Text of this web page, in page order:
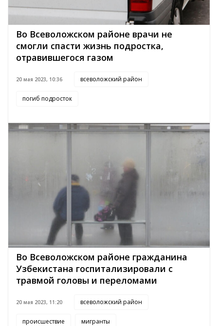
Во Всеволожском районе врачи не
смогли спасти жизнь подростка,
отравившегося газом
20 мая 2023, 10:36 всеволожский район
погиб подросток
Во Всеволожском районе гражданина
Узбекистана госпитализировали с
травмой головы и переломами
20 мая 2023, 11:20 всеволожский район
происшествие мигранты